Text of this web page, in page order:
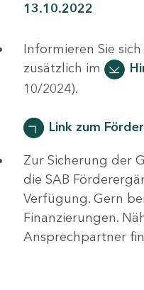
13.10.2022
Informieren Sie
zusätzlich im
10/2024).
Link zum
Zur Sicherung der
die SAB
Verfügung. Gern
Finanzierungen.
Ansprechpartner